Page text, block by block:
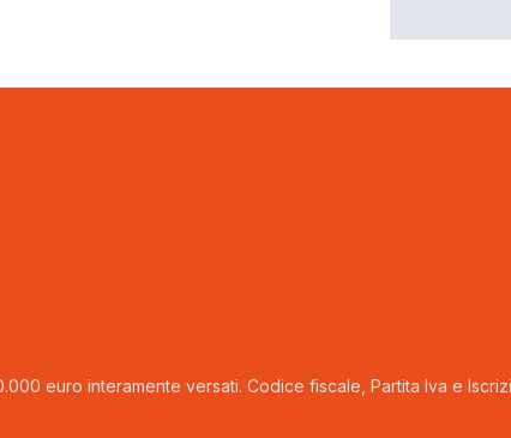
euro interamente versati. Codice fiscale, Partita Iva e